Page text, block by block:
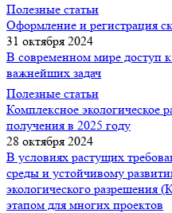
Полезные статьи
Оформление и регистрация
31 октября 2024
В современном мире доступ
важнейших задач
Полезные статьи
Комплексное экологическое
получения в 2025 году
28 октября 2024
В условиях растущих
среды и устойчивому
экологического разрешения
этапом для многих проектов